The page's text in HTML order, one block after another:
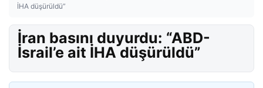
İHA düşürüldü”
İran basını duyurdu: “ABD-
İsrail’e ait İHA düşürüldü”